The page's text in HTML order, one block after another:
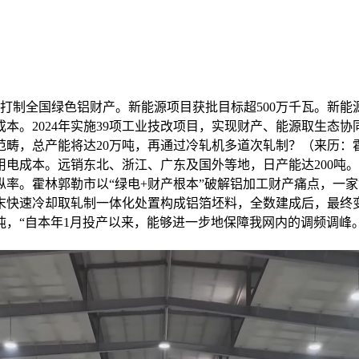
国绿色铝财产。新能源项目获批目标超500万千瓦。新能
。2024年实施39项工业技改项目，实现财产、能源取生态
，总产能将达20万吨，再通过冷轧机多道次轧制？（来历
成本。远销东北、浙江、广东及国外等地，日产能达200吨
。霍林郭勒市以“绿电+财产根本”破解铝加工财产痛点，一
速冷却取轧制一体化处置构成铝箔坯料，全数建成后，最
“自本年1月投产以来，能够进一步地保障我网内的调频调